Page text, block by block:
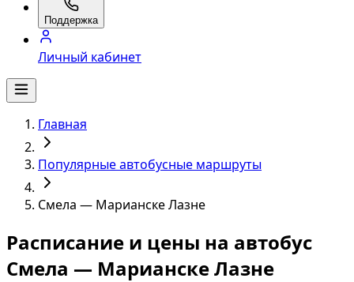
Поддержка
Личный кабинет
Главная
Популярные автобусные маршруты
Смела — Марианске Лазне
Расписание и цены на автобус
Смела — Марианске Лазне